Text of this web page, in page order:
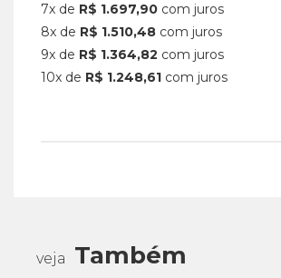
7x de R$ 1.697,90 com juros
8x de R$ 1.510,48 com juros
9x de R$ 1.364,82 com juros
10x de R$ 1.248,61 com juros
veja Também